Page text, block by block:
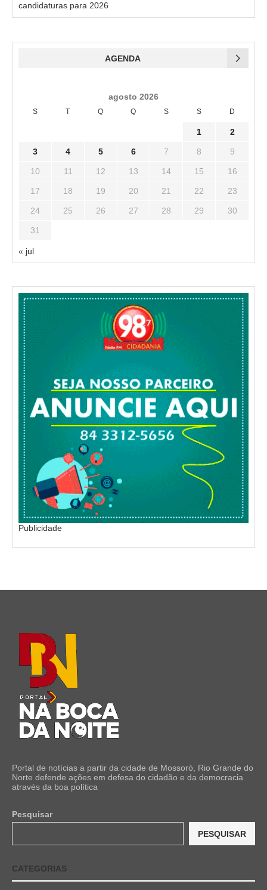
candidaturas para 2026
AGENDA
agosto 2026
S T Q Q S S D
1 2
3 4 5 6 7 8 9
10 11 12 13 14 15 16
17 18 19 20 21 22 23
24 25 26 27 28 29 30
31
« jul
Publicidade
Portal de notícias a partir da cidade de Mossoró, Rio Grande do
Norte defende ações em defesa do cidadão e da democracia
através da boa política
Pesquisar
PESQUISAR
CATEGORIAS